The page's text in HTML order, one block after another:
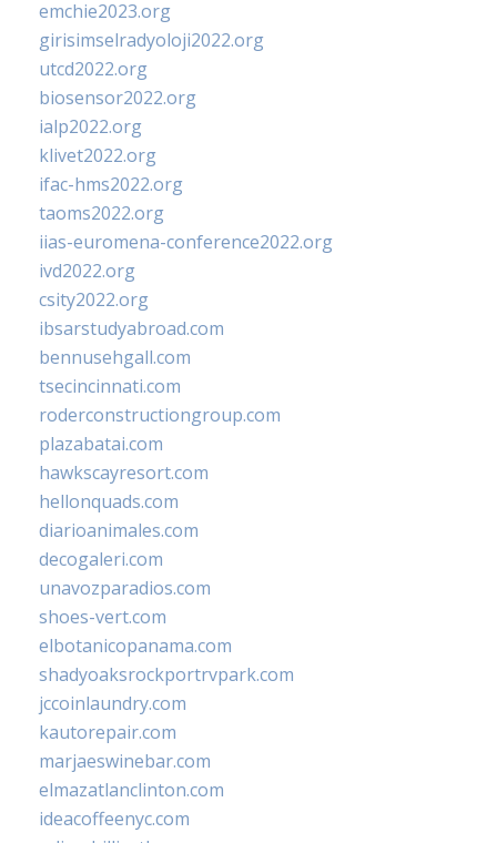
emchie2023.org
girisimselradyoloji2022.org
utcd2022.org
biosensor2022.org
ialp2022.org
klivet2022.org
ifac-hms2022.org
taoms2022.org
iias-euromena-conference2022.org
ivd2022.org
csity2022.org
ibsarstudyabroad.com
bennusehgall.com
tsecincinnati.com
roderconstructiongroup.com
plazabatai.com
hawkscayresort.com
hellonquads.com
diarioanimales.com
decogaleri.com
unavozparadios.com
shoes-vert.com
elbotanicopanama.com
shadyoaksrockportrvpark.com
jccoinlaundry.com
kautorepair.com
marjaeswinebar.com
elmazatlanclinton.com
ideacoffeenyc.com